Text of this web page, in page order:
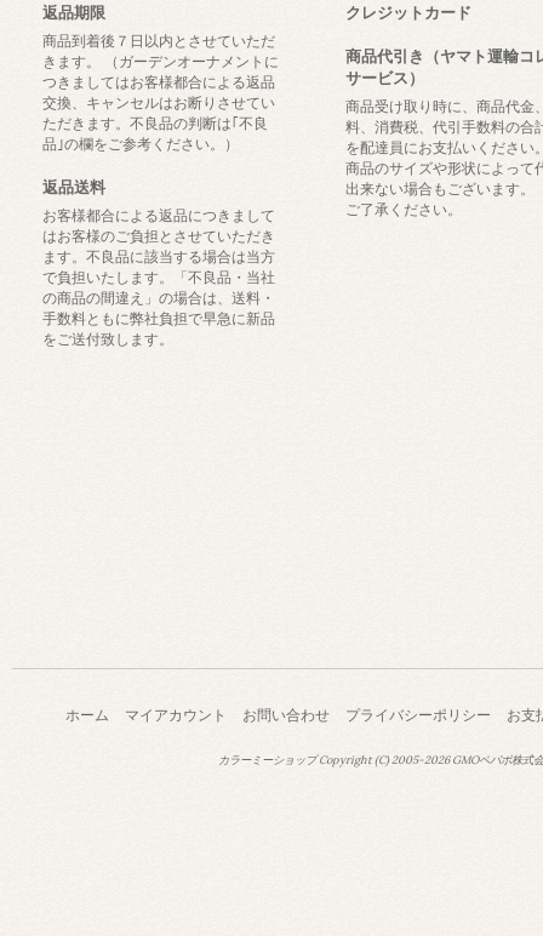
返品期限
商品到着後７日以内とさせていただ
きます。 （ガーデンオーナメントに
つきましてはお客様都合による返品
交換、キャンセルはお断りさせてい
ただきます。不良品の判断は｢不良
品｣の欄をご参考ください。）
返品送料
お客様都合による返品につきまして
はお客様のご負担とさせていただき
ます。不良品に該当する場合は当方
で負担いたします。「不良品・当社
の商品の間違え」の場合は、送料・
手数料ともに弊社負担で早急に新品
をご送付致します。
クレジットカード
商品代引き（ヤマト運輸コ
サービス）
商品受け取り時に、商品代金
料、消費税、代引手数料の合
を配達員にお支払いください
商品のサイズや形状によって
出来ない場合もございます。
ご了承ください。
ホーム マイアカウント お問い合わせ プライバシーポリシー お支
カラーミーショップCopyright (C) 2005-2026GMOペパボ株式